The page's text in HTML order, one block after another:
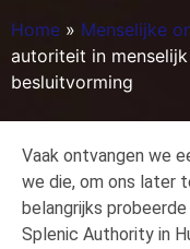
Home » Menselijke
autoriteit in
besluitvorming
Vaak ontvangen we
we die, om ons later
belangrijks
Splenic Authority in